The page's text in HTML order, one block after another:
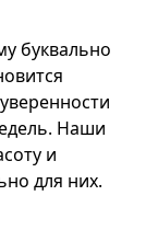
буквально
Наши
и
для них.